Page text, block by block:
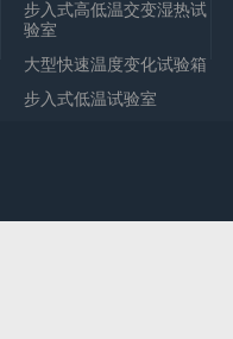
步入式高低温交变湿热试
验室
大型快速温度变化试验箱
步入式低温试验室